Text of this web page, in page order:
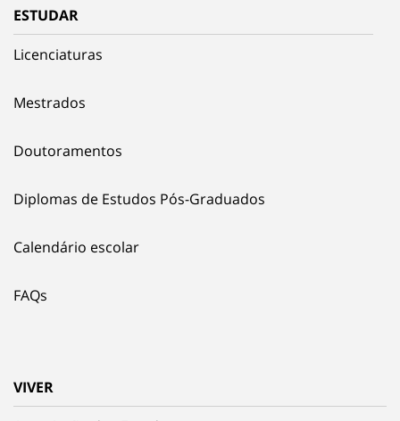
ESTUDAR
Licenciaturas
Mestrados
Doutoramentos
Diplomas de Estudos Pós-Graduados
Calendário escolar
FAQs
VIVER